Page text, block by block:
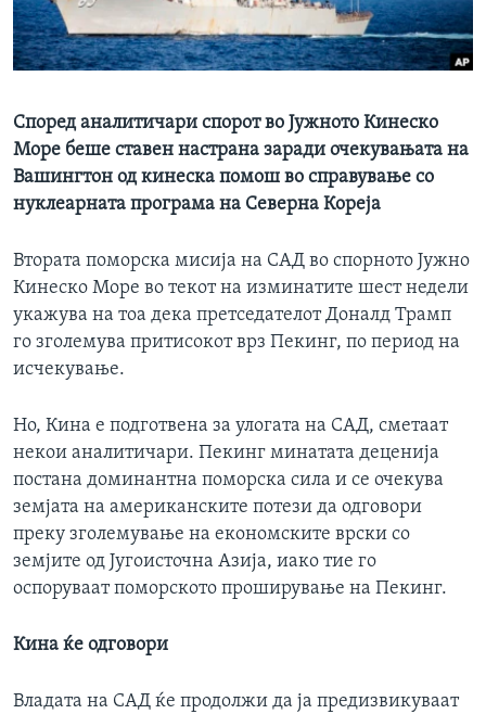
ИНТЕРВЈУА
Јазици
Според аналитичари спорот во Јужното Кинеско
Море беше ставен настрана заради очекувањата на
Вашингтон од кинеска помош во справување со
нуклеарната програма на Северна Кореја
Втората поморска мисија на САД во спорното Јужно
Кинеско Море во текот на изминатите шест недели
укажува на тоа дека претседателот Доналд Трамп
го зголемува притисокот врз Пекинг, по период на
исчекување.
Но, Кина е подготвена за улогата на САД, сметаат
некои аналитичари. Пекинг минатата деценија
постана доминантна поморска сила и се очекува
земјата на американските потези да одговори
преку зголемување на економските врски со
земјите од Југоисточна Азија, иако тие го
оспоруваат поморското проширување на Пекинг.
Кина ќе одговори
Владата на САД ќе продолжи да ја предизвикуваат